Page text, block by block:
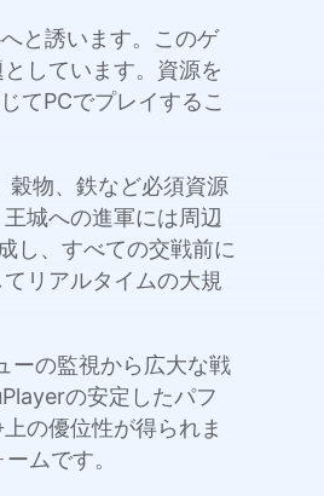
と誘います。このゲ
しています。資源を
てPCでプレイするこ
穀物、鉄など必須資源
城への進軍には周辺
し、すべての交戦前に
リアルタイムの大規
ーの監視から広大な戦
の安定したパフ
の優位性が得られま
ムです。